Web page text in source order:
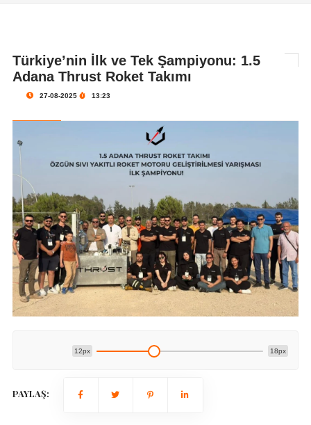
Türkiye’nin İlk ve Tek Şampiyonu: 1.5
Adana Thrust Roket Takımı
27-08-2025 13:23
12px 18px
PAYLAŞ: